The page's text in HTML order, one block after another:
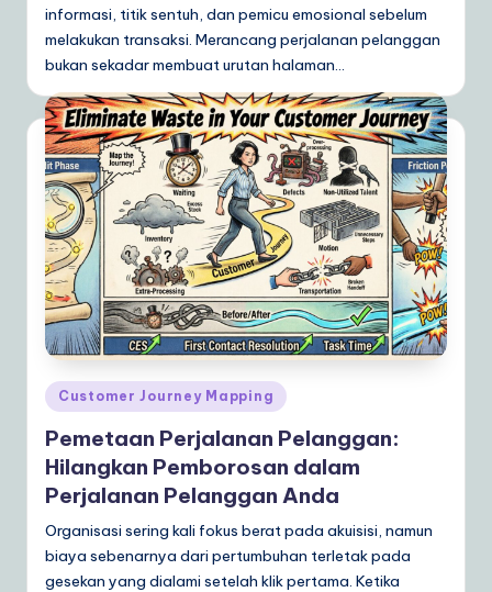
informasi, titik sentuh, dan pemicu emosional sebelum
melakukan transaksi. Merancang perjalanan pelanggan
bukan sekadar membuat urutan halaman…
Posted
in
Customer Journey Mapping
Pemetaan Perjalanan Pelanggan:
Hilangkan Pemborosan dalam
Perjalanan Pelanggan Anda
Organisasi sering kali fokus berat pada akuisisi, namun
biaya sebenarnya dari pertumbuhan terletak pada
gesekan yang dialami setelah klik pertama. Ketika